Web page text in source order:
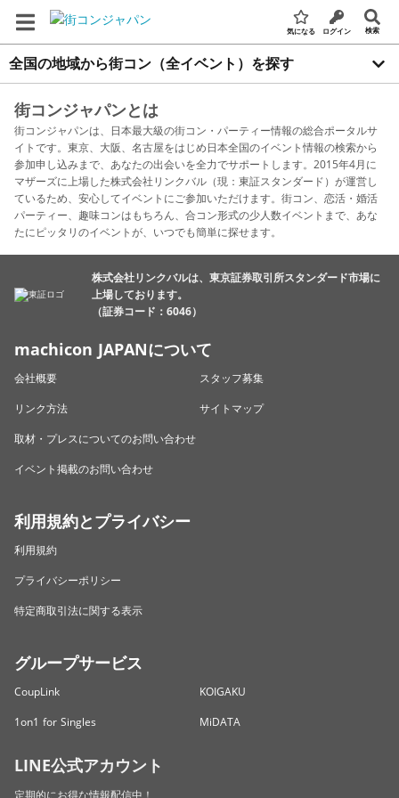
気になる ログイン 検索
全国の地域から街コン（全イベント）を探す
街コンジャパンとは
街コンジャパンは、日本最大級の街コン・パーティー情報の総合ポータルサ
イトです。東京、大阪、名古屋をはじめ日本全国のイベント情報の検索から
参加申し込みまで、あなたの出会いを全力でサポートします。2015年4月に
マザーズに上場した株式会社リンクバル（現：東証スタンダード）が運営し
ているため、安心してイベントにご参加いただけます。街コン、恋活・婚活
パーティー、趣味コンはもちろん、合コン形式の少人数イベントまで、あな
たにピッタリのイベントが、いつでも簡単に探せます。
株式会社リンクバルは、東京証券取引所スタンダード市場に
上場しております。
（証券コード：6046）
machicon JAPANについて
会社概要
スタッフ募集
リンク方法
サイトマップ
取材・プレスについてのお問い合わせ
イベント掲載のお問い合わせ
利用規約とプライバシー
利用規約
プライバシーポリシー
特定商取引法に関する表示
グループサービス
CoupLink
KOIGAKU
1on1 for Singles
MiDATA
LINE公式アカウント
定期的にお得な情報配信中！